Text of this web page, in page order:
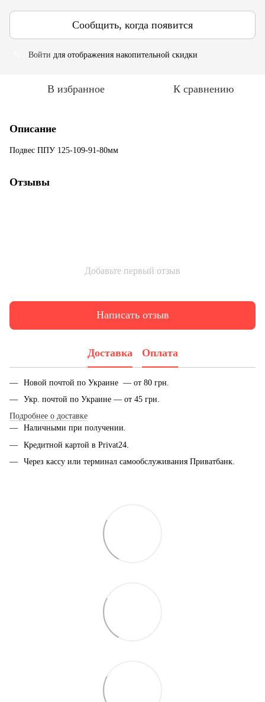
Сообщить, когда появится
Войти для отображения накопительной скидки
В избранное К сравнению
Описание
Подвес ППУ 125-109-91-80мм
Отзывы
Добавьте первый отзыв
Написать отзыв
Доставка Оплата
Новой почтой по Украине — от 80 грн.
Укр. почтой по Украине — от 45 грн.
Подробнее о доставке
Наличными при получении.
Кредитной картой в Privat24.
Через кассу или терминал самообслуживания Приватбанк.